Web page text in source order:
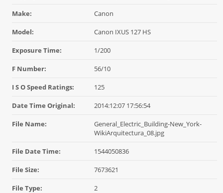
Make: Canon
Model: Canon IXUS 127 HS
Exposure Time: 1/200
F Number: 56/10
I S O Speed Ratings: 125
Date Time Original: 2014:12:07 17:56:54
File Name:
General_Electric_Building-New_York-
WikiArquitectura_08.jpg
File Date Time: 1544050836
File Size: 7673621
File Type: 2